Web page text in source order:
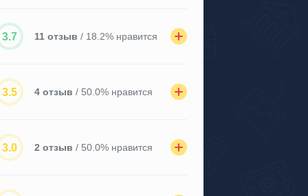
3.7 11 отзыв / 18.2% нравится
3.5 4 отзыв / 50.0% нравится
3.0 2 отзыв / 50.0% нравится